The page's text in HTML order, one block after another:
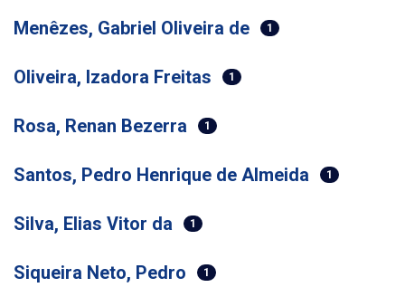
Menêzes, Gabriel Oliveira de 1
Oliveira, Izadora Freitas 1
Rosa, Renan Bezerra 1
Santos, Pedro Henrique de Almeida 1
Silva, Elias Vitor da 1
Siqueira Neto, Pedro 1